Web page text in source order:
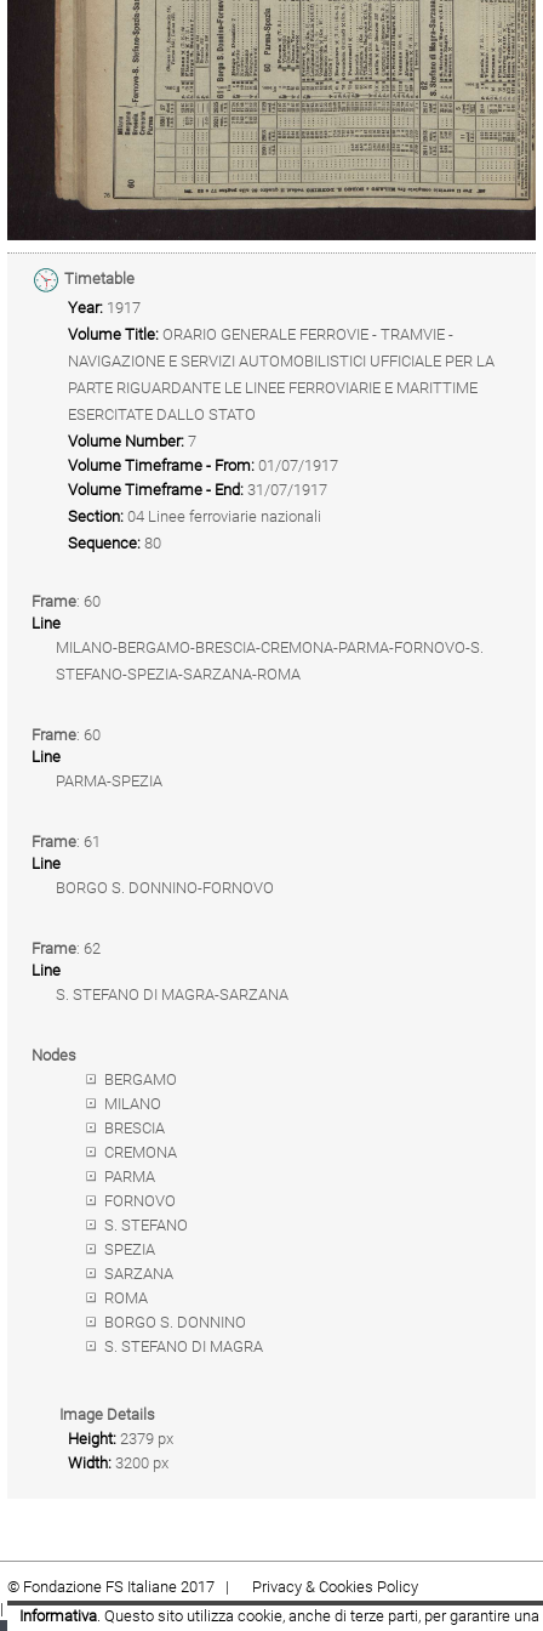
Timetable
Year: 1917
Volume Title: ORARIO GENERALE FERROVIE - TRAMVIE -
NAVIGAZIONE E SERVIZI AUTOMOBILISTICI UFFICIALE PER LA
PARTE RIGUARDANTE LE LINEE FERROVIARIE E MARITTIME
ESERCITATE DALLO STATO
Volume Number: 7
Volume Timeframe - From: 01/07/1917
Volume Timeframe - End: 31/07/1917
Section: 04 Linee ferroviarie nazionali
Sequence: 80
Frame: 60
Line
MILANO-BERGAMO-BRESCIA-CREMONA-PARMA-FORNOVO-S.
STEFANO-SPEZIA-SARZANA-ROMA
Frame: 60
Line
PARMA-SPEZIA
Frame: 61
Line
BORGO S. DONNINO-FORNOVO
Frame: 62
Line
S. STEFANO DI MAGRA-SARZANA
Nodes
BERGAMO
MILANO
BRESCIA
CREMONA
PARMA
FORNOVO
S. STEFANO
SPEZIA
SARZANA
ROMA
BORGO S. DONNINO
S. STEFANO DI MAGRA
Image Details
Height: 2379 px
Width: 3200 px
© Fondazione FS Italiane 2017 |
Privacy & Cookies Policy
|Cookie|Termini e condizioni
Informativa. Questo sito utilizza cookie, anche di terze parti, per garantire una